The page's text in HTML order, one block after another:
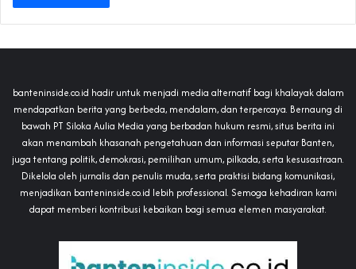
banteninside.co.id hadir untuk menjadi media alternatif bagi khalayak dalam
mendapatkan berita yang berbeda, mendalam, dan terpercaya. Bernaung di
bawah PT Siloka Aulia Media yang berbadan hukum resmi, situs berita ini
akan menambah khasanah pengetahuan dan informasi seputar Banten,
juga tentang politik, demokrasi, pemilihan umum, pilkada, serta kesusastraan.
Dikelola oleh jurnalis dan penulis muda, serta praktisi bidang komunikasi,
menjadikan banteninside.co.id lebih professional. Semoga kehadiran kami
dapat memberi kontribusi kebaikan bagi semua elemen masyarakat.